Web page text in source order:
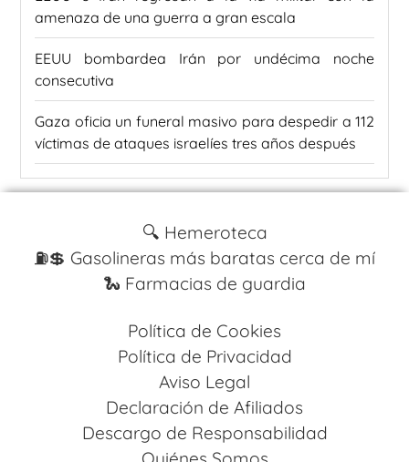
amenaza de una guerra a gran escala
EEUU bombardea Irán por undécima noche
consecutiva
Gaza oficia un funeral masivo para despedir a 112
víctimas de ataques israelíes tres años después
🔍 Hemeroteca
⛽️💲 Gasolineras más baratas cerca de mí
🐍 Farmacias de guardia
Política de Cookies
Política de Privacidad
Aviso Legal
Declaración de Afiliados
Descargo de Responsabilidad